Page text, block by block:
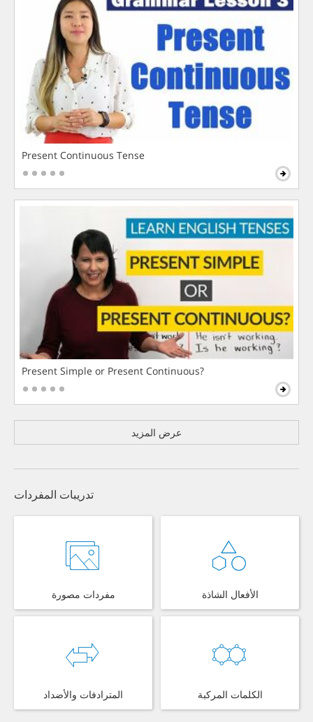
Present Continuous Tense
Present Simple or Present Continuous?
عرض المزيد
تدريبات المفردات
مفردات مصورة الأفعال الشاذة
المترادفات والأضداد الكلمات المركبة